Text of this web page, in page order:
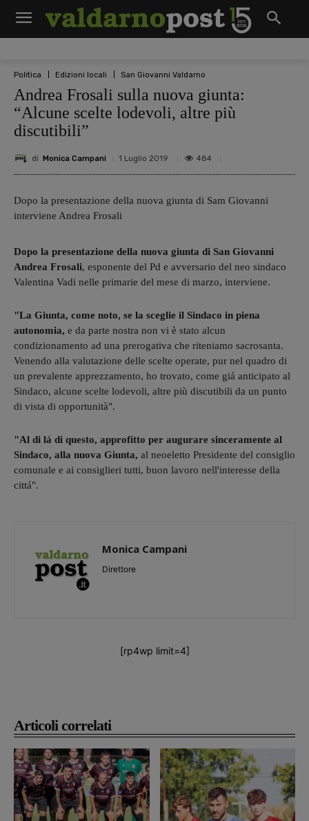
Politica Edizioni locali San Giovanni Valdarno
Andrea Frosali sulla nuova giunta:
“Alcune scelte lodevoli, altre più
discutibili”
di Monica Campani 1 Luglio 2019 484
Articoli correlati
Dopo la presentazione della nuova giunta di Sam Giovanni
interviene Andrea Frosali
Dopo la presentazione della nuova giunta di San Giovanni
Andrea Frosali, esponente del Pd e avversario del neo sindaco
Valentina Vadi nelle primarie del mese di marzo, interviene.
"La Giunta, come noto, se la sceglie il Sindaco in piena
autonomia, e da parte nostra non vi è stato alcun
condizionamento ad una prerogativa che riteniamo sacrosanta.
Venendo alla valutazione delle scelte operate, pur nel quadro di
un prevalente apprezzamento, ho trovato, come giá anticipato al
Sindaco, alcune scelte lodevoli, altre più discutibili da un punto
di vista di opportunità".
"Al di lá di questo, approfitto per augurare sinceramente al
Sindaco, alla nuova Giunta, al neoeletto Presidente del consiglio
comunale e ai consiglieri tutti, buon lavoro nell'interesse della
cittá".
Monica Campani
Direttore
[rp4wp limit=4]